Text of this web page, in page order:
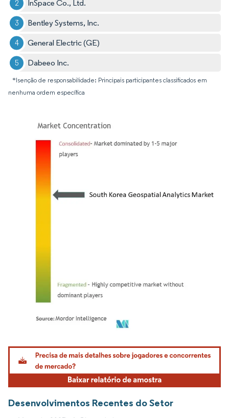
InSpace Co., Ltd.
Bentley Systems, Inc.
General Electric (GE)
Dabeeo Inc.
*Isenção de responsabilidade: Principais participantes classificados em
nenhuma ordem específica
Imagem © Mordor Intelligence. O reuso requer atribuição conforme CC BY 4.0.
Desenvolvimentos Recentes do Setor